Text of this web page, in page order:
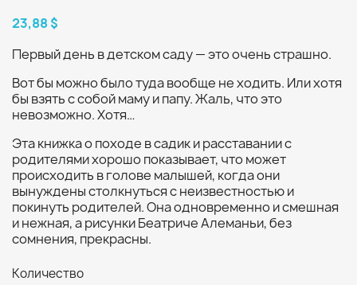
23,88 $
Первый день в детском саду — это очень страшно.
Вот бы можно было туда вообще не ходить. Или хотя
бы взять с собой маму и папу. Жаль, что это
невозможно. Хотя…
Эта книжка о походе в садик и расставании с
родителями хорошо показывает, что может
происходить в голове малышей, когда они
вынуждены столкнуться с неизвестностью и
покинуть родителей. Она одновременно и смешная
и нежная, а рисунки Беатриче Алеманьи, без
сомнения, прекрасны.
Количество